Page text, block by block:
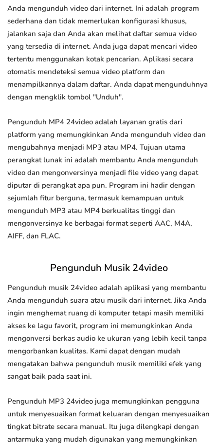
Anda mengunduh video dari internet. Ini adalah program
sederhana dan tidak memerlukan konfigurasi khusus,
jalankan saja dan Anda akan melihat daftar semua video
yang tersedia di internet. Anda juga dapat mencari video
tertentu menggunakan kotak pencarian. Aplikasi secara
otomatis mendeteksi semua video platform dan
menampilkannya dalam daftar. Anda dapat mengunduhnya
dengan mengklik tombol "Unduh".
Pengunduh MP4 24video adalah layanan gratis dari
platform yang memungkinkan Anda mengunduh video dan
mengubahnya menjadi MP3 atau MP4. Tujuan utama
perangkat lunak ini adalah membantu Anda mengunduh
video dan mengonversinya menjadi file video yang dapat
diputar di perangkat apa pun. Program ini hadir dengan
sejumlah fitur berguna, termasuk kemampuan untuk
mengunduh MP3 atau MP4 berkualitas tinggi dan
mengonversinya ke berbagai format seperti AAC, M4A,
AIFF, dan FLAC.
Pengunduh Musik 24video
Pengunduh musik 24video adalah aplikasi yang membantu
Anda mengunduh suara atau musik dari internet. Jika Anda
ingin menghemat ruang di komputer tetapi masih memiliki
akses ke lagu favorit, program ini memungkinkan Anda
mengonversi berkas audio ke ukuran yang lebih kecil tanpa
mengorbankan kualitas. Kami dapat dengan mudah
mengatakan bahwa pengunduh musik memiliki efek yang
sangat baik pada saat ini.
Pengunduh MP3 24video juga memungkinkan pengguna
untuk menyesuaikan format keluaran dengan menyesuaikan
tingkat bitrate secara manual. Itu juga dilengkapi dengan
antarmuka yang mudah digunakan yang memungkinkan